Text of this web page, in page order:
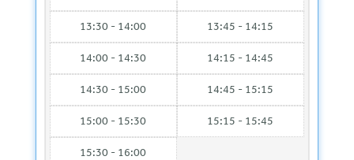
13:30 - 14:00 13:45 - 14:15
14:00 - 14:30 14:15 - 14:45
14:30 - 15:00 14:45 - 15:15
15:00 - 15:30 15:15 - 15:45
15:30 - 16:00